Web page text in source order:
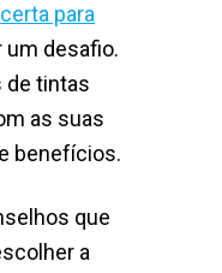
para
um desafio.
de tintas
as suas
benefícios.
que
a